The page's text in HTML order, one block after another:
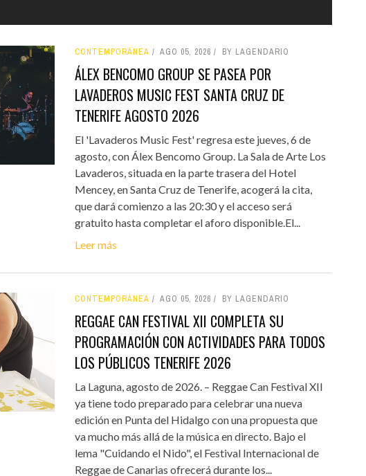
CONTEMPORÁNEA AGO 05, 2026 BY LAGENDARIO
ÁLEX BENCOMO GROUP SE PASEA POR
LAVADEROS MUSIC FEST SANTA CRUZ DE
TENERIFE AGOSTO 2026
El 'Lavaderos Music Fest' regresa este jueves, 6 de
agosto, con Álex Bencomo Group. La Sala de Arte Los
Lavaderos, situada en la parte trasera del Hotel
Mencey, en Santa Cruz de Tenerife, acogerá la cita,
que dará comienzo a las 20:30 y el acceso será
gratuito hasta completar el aforo disponible.El...
Leer más
CONTEMPORÁNEA AGO 05, 2026 BY LAGENDARIO
REGGAE CAN FESTIVAL XII COMPLETA SU
PROGRAMACIÓN CON ACTIVIDADES PARA TODOS
LOS PÚBLICOS TENERIFE 2026
La Laguna, agosto de 2026. – Reggae Can Festival XII
ya tiene todo preparado para celebrar una nueva
edición en Punta del Hidalgo con una propuesta que
va mucho más allá de la música en directo. Bajo el
lema "Cuidando el Nido", el Festival Internacional de
Reggae de Canarias ofrecerá durante los...